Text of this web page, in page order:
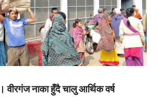
वीरगंज नाका हुँदै चालु आर्थिक वर्ष